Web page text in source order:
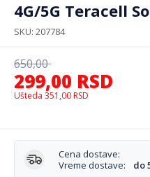
4G/5G Teracell
SKU 207784
299,00 RSD
650,00
Ušteda 351,00 RSD
Cena dostave:
Vreme dostave:
do